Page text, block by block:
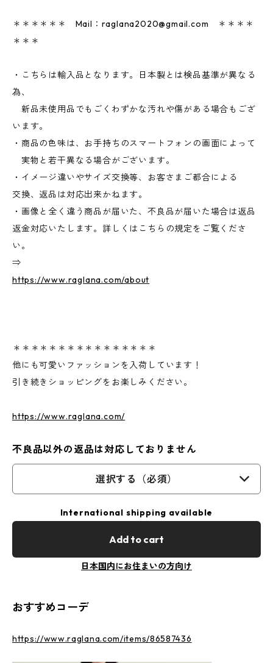
＊＊＊＊＊＊ Mail： raglana2020@gmail.com ＊＊＊＊
＊＊＊
・こちらは輸入品となります。日本製とは検品基準が異なる
為、
新品未使用品でもごくわずかな汚れや傷がある場合もござ
います。
・商品の色味は、お手持ちのスマートフォンの画面によって
実物と若干異なる場合がございます。
・イメージ違いやサイズ交換等、お客さまご都合による
交換、返品は対応出来かねます。
・画像と全く違う商品が届いた、不良品が届いた場合は返品
返金対応いたします。詳しくはこちらの規定をご覧くださ
い。
⇒
https://www.raglana.com/about
＊＊＊＊＊＊＊＊＊＊＊＊＊＊＊＊
他にも可愛いファッションを入荷しています！
引き続きショッピングをお楽しみください。
https://www.raglana.com/
不良品以外の返品は対応しておりません
選択する（必須）
International shipping available
Add to cart
日本国内にお住まいの方向け
おすすめコーデ
https://www.raglana.com/items/86587436